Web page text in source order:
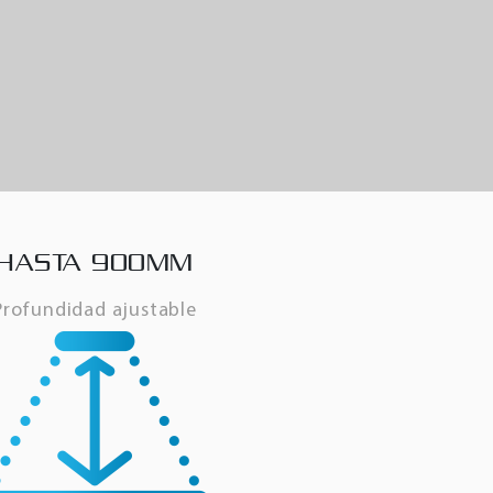
900MM
ajustable